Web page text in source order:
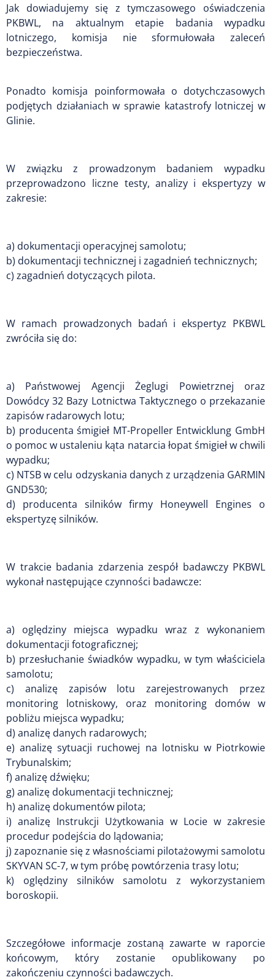
Jak dowiadujemy się z tymczasowego oświadczenia
PKBWL, na aktualnym etapie badania wypadku
lotniczego, komisja nie sformułowała zaleceń
bezpieczeństwa.
Ponadto komisja poinformowała o dotychczasowych
podjętych działaniach w sprawie katastrofy lotniczej w
Glinie.
W związku z prowadzonym badaniem wypadku
przeprowadzono liczne testy, analizy i ekspertyzy w
zakresie:
a) dokumentacji operacyjnej samolotu;
b) dokumentacji technicznej i zagadnień technicznych;
c) zagadnień dotyczących pilota.
W ramach prowadzonych badań i ekspertyz PKBWL
zwróciła się do:
a) Państwowej Agencji Żeglugi Powietrznej oraz
Dowódcy 32 Bazy Lotnictwa Taktycznego o przekazanie
zapisów radarowych lotu;
b) producenta śmigieł MT-Propeller Entwicklung GmbH
o pomoc w ustaleniu kąta natarcia łopat śmigieł w chwili
wypadku;
c) NTSB w celu odzyskania danych z urządzenia GARMIN
GND530;
d) producenta silników firmy Honeywell Engines o
ekspertyzę silników.
W trakcie badania zdarzenia zespół badawczy PKBWL
wykonał następujące czynności badawcze:
a) oględziny miejsca wypadku wraz z wykonaniem
dokumentacji fotograficznej;
b) przesłuchanie świadków wypadku, w tym właściciela
samolotu;
c) analizę zapisów lotu zarejestrowanych przez
monitoring lotniskowy, oraz monitoring domów w
pobliżu miejsca wypadku;
d) analizę danych radarowych;
e) analizę sytuacji ruchowej na lotnisku w Piotrkowie
Trybunalskim;
f) analizę dźwięku;
g) analizę dokumentacji technicznej;
h) analizę dokumentów pilota;
i) analizę Instrukcji Użytkowania w Locie w zakresie
procedur podejścia do lądowania;
j) zapoznanie się z własnościami pilotażowymi samolotu
SKYVAN SC-7, w tym próbę powtórzenia trasy lotu;
k) oględziny silników samolotu z wykorzystaniem
boroskopii.
Szczegółowe informacje zostaną zawarte w raporcie
końcowym, który zostanie opublikowany po
zakończeniu czynności badawczych.